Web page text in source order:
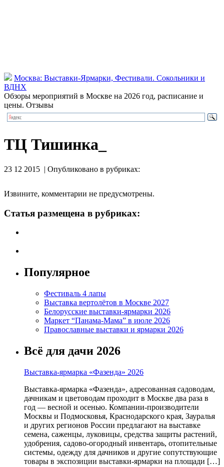
Москва: Выставки-Ярмарки, Фестивали. Сокольники и
ВДНХ
Обзоры мероприятий в Москве на 2026 год, расписание и
цены. Отзывы
ТЦ Тишинка_
23 12 2015 | Опубликовано в рубриках:
Извините, комментарии не предусмотрены.
Статья размещена в рубриках:
Популярное
Фестиваль 4 лапы
Выставка вертолётов в Москве 2027
Белорусские выставки-ярмарки 2026
Маркет “Панама-Мама” в июле 2026
Православные выставки и ярмарки 2026
Всё для дачи 2026
Выставка-ярмарка «Фазенда» 2026
Выставка-ярмарка «Фазенда», адресованная садоводам,
дачникам и цветоводам проходит в Москве два раза в
год — весной и осенью. Компании-производители
Москвы и Подмосковья, Краснодарского края, Зауралья
и других регионов России предлагают на выставке
семена, саженцы, луковицы, средства защиты растений,
удобрения, садово-огородный инвентарь, отопительные
системы, одежду для дачников и другие сопутствующие
товары в экспозиции выставки-ярмарки на площади […]